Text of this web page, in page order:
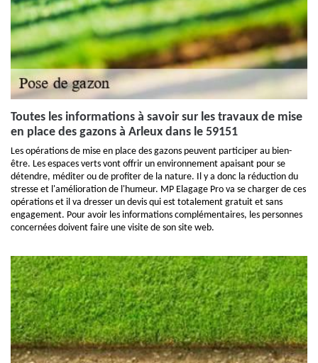
Toutes les informations à savoir sur les travaux de mise
en place des gazons à Arleux dans le 59151
Les opérations de mise en place des gazons peuvent participer au bien-
être. Les espaces verts vont offrir un environnement apaisant pour se
détendre, méditer ou de profiter de la nature. Il y a donc la réduction du
stresse et l'amélioration de l'humeur. MP Elagage Pro va se charger de ces
opérations et il va dresser un devis qui est totalement gratuit et sans
engagement. Pour avoir les informations complémentaires, les personnes
concernées doivent faire une visite de son site web.